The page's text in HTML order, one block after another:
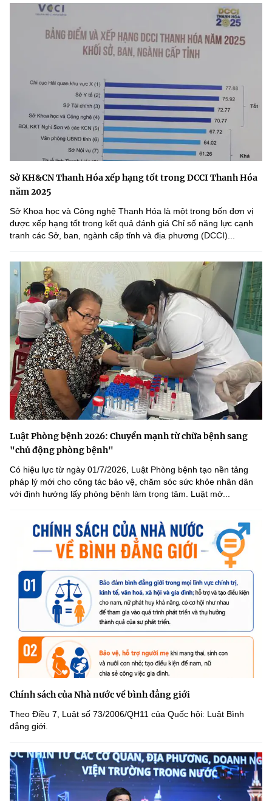
Sở KH&CN Thanh Hóa xếp hạng tốt trong DCCI Thanh Hóa
năm 2025
Sở Khoa học và Công nghệ Thanh Hóa là một trong bốn đơn vị
được xếp hạng tốt trong kết quả đánh giá Chỉ số năng lực cạnh
tranh các Sở, ban, ngành cấp tỉnh và địa phương (DCCI)...
Luật Phòng bệnh 2026: Chuyển mạnh từ chữa bệnh sang
"chủ động phòng bệnh"
Có hiệu lực từ ngày 01/7/2026, Luật Phòng bệnh tạo nền tảng
pháp lý mới cho công tác bảo vệ, chăm sóc sức khỏe nhân dân
với định hướng lấy phòng bệnh làm trọng tâm. Luật mở...
Chính sách của Nhà nước về bình đẳng giới
Theo Điều 7, Luật số 73/2006/QH11 của Quốc hội: Luật Bình
đẳng giới.